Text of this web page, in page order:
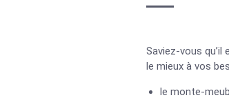
Saviez-vous
le mieux à vos
le monte-